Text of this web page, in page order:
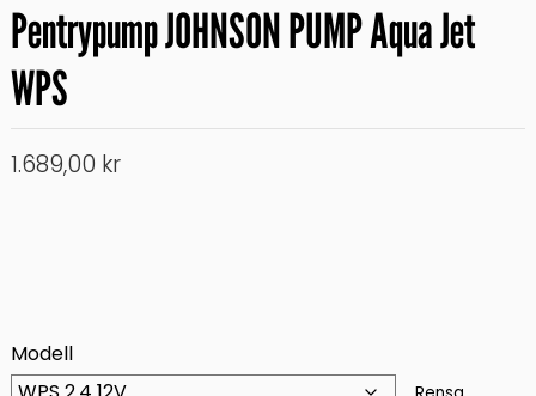
Pentrypump JOHNSON PUMP Aqua Jet
WPS
1.689,00 kr
Modell